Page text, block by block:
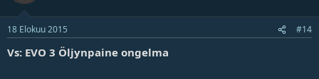
18 Elokuu 2015 #14
Vs: EVO 3 Öljynpaine ongelma